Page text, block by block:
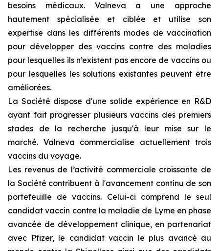
besoins médicaux. Valneva a une approche
hautement spécialisée et ciblée et utilise son
expertise dans les différents modes de vaccination
pour développer des vaccins contre des maladies
pour lesquelles ils n’existent pas encore de vaccins ou
pour lesquelles les solutions existantes peuvent être
améliorées.
La Société dispose d'une solide expérience en R&D
ayant fait progresser plusieurs vaccins des premiers
stades de la recherche jusqu'à leur mise sur le
marché. Valneva commercialise actuellement trois
vaccins du voyage.
Les revenus de l’activité commerciale croissante de
la Société contribuent à l'avancement continu de son
portefeuille de vaccins. Celui-ci comprend le seul
candidat vaccin contre la maladie de Lyme en phase
avancée de développement clinique, en partenariat
avec Pfizer, le candidat vaccin le plus avancé au